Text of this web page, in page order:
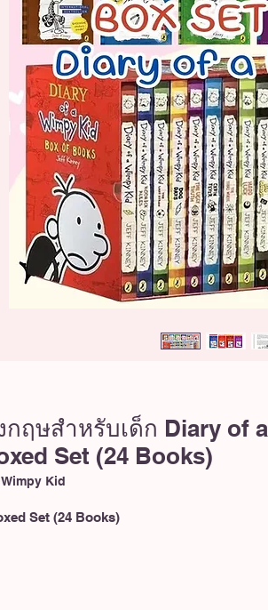
ฤษสำหรับเด็ก Diary of a
Set (24 Books)
Kid
Set (24 Books)